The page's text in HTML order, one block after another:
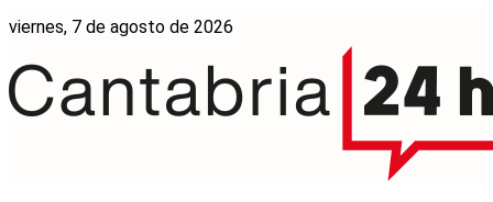
viernes, 7 de agosto de 2026